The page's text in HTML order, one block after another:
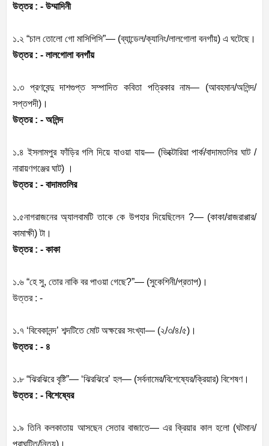
উত্তর : - উম্মাদিনী
১.২ “চাল তোলো গো মাসিপিসি”— (ব্যান্ডেল/ক্যানিং/লালগোলা বনগাঁয়) এ ঘটেছে।
উত্তর : - লালগোলা বনগাঁয়
১.৩ প্রণবেন্দু দাশগুপ্ত সম্পাদিত কবিতা পত্রিকার নাম— (আবহমান/অলিন্দ/
সপ্তপদী)।
উত্তর : - অলিন্দ
১.৪ ইসলামপুর ফাঁড়ির গলি দিয়ে যাওয়া যায়— (ভিক্টোরিয়া পার্ক/বাদামতলির ঘাট /
নারায়ণগঞ্জের ঘাট) ।
উত্তর : - বাদামতলির
১.৫নাগরাজনের অ্যালবামটি তাকে কে উপহার দিয়েছিলেন ?— (কাকা/রাজরাপ্পার/
কামাক্ষী) টা।
উত্তর : - কাকা
১.৬ “হে সু, তোর নাকি বর পাওয়া গেছে?”— (সুকেশিনী/প্রতাপ)।
উত্তর : -
১.৭ ‘বিবেকানন্দ’ শব্দটিতে মোট অক্ষরের সংখ্যা— (২/৩/৪/৫)।
উত্তর : - ৪
১.৮ “ঝিরঝিরে বৃষ্টি”— ‘ঝিরঝিরে’ হল— (সর্বনামের/বিশেষ্যের/ক্রিয়ার) বিশেষণ।
উত্তর : - বিশেষ্যের
১.৯ তিনি কলকাতায় আসছেন সেতার বাজাতে— এর ক্রিয়ার কাল হলো (ঘটমান/
পুরাঘটিত/নিত্য)।